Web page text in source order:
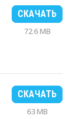
СКАЧАТЬ
72.6 MB
СКАЧАТЬ
63 MB